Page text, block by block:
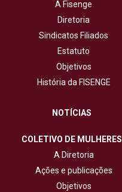
A Fisenge
Diretoria
Sindicatos Filiados
Estatuto
Objetivos
História da FISENGE
NOTÍCIAS
COLETIVO DE MULHERES
A Diretoria
Ações e publicações
Objetivos